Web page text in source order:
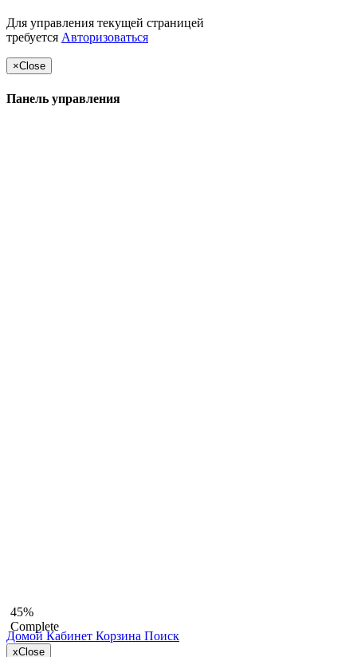
Для управления текущей страницей
требуется Авторизоваться
×Close
Панель управления
45%
Complete
Домой Кабинет Корзина Поиск
xClose